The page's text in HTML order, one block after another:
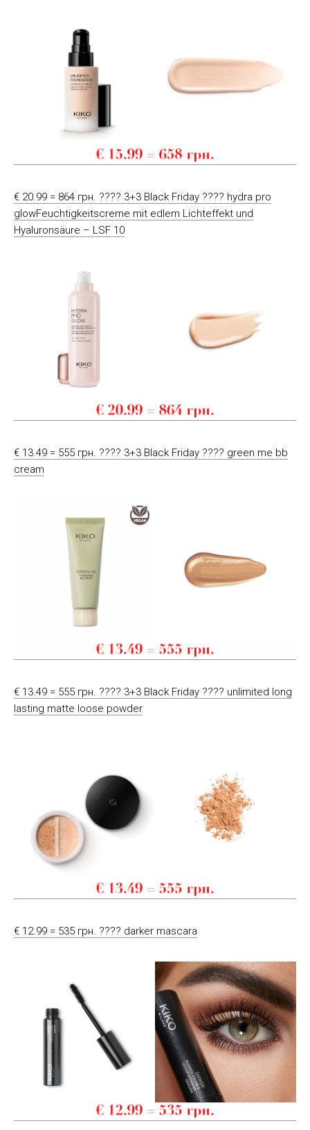
€ 20.99 = 864 грн. ???? 3+3 Black Friday ???? hydra pro
glowFeuchtigkeitscreme mit edlem Lichteffekt und
Hyaluronsäure – LSF 10
€ 13.49 = 555 грн. ???? 3+3 Black Friday ???? green me bb
cream
€ 13.49 = 555 грн. ???? 3+3 Black Friday ???? unlimited long
lasting matte loose powder
€ 12.99 = 535 грн. ???? darker mascara